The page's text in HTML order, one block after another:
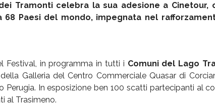
Tramonti celebra la sua adesione a Cinetour,
Paesi del mondo, impegnata nel
Festival, in programma in tutti i Comuni del Lago
Galleria del Centro Commerciale Quasar di
In esposizione ben 100 scatti partecipanti al
al Trasimeno.